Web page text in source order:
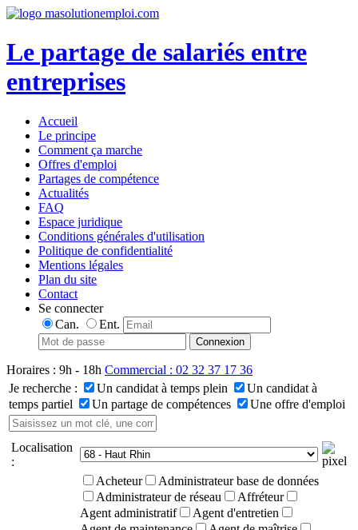
Le partage de salariés entre
entreprises
Accueil
Le principe
Comment ça marche
Offres d'emploi
Partages de compétence
Actualités
FAQ
Espace juridique
Conditions générales d'utilisation
Politique de confidentialité
Mentions légales
Plan du site
Contact
Se connecter
Can.
Ent.
Horaires : 9h - 18h Commercial : 02 32 37 17 36
Je recherche :
Un candidat à temps plein
Un candidat à
temps partiel
Un partage de compétences Une offre d'emploi
Localisation
:
Acheteur
Administrateur base de données
Administrateur de réseau
Affréteur
Agent administratif
Agent d'entretien